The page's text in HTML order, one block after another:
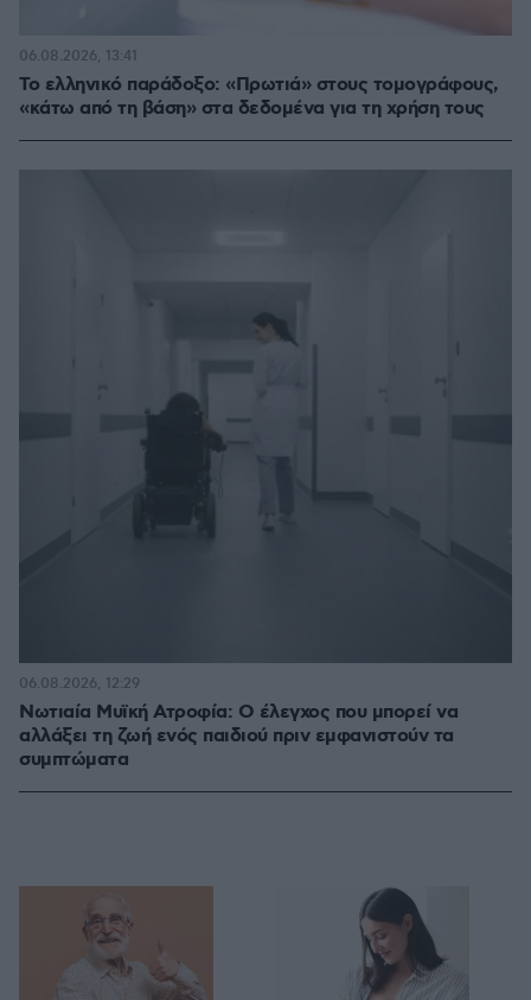
Το ελληνικό παράδοξο: «Πρωτιά» στους τομογράφους,
«κάτω από τη βάση» στα δεδομένα για τη χρήση τους
06.08.2026, 13:41
Νωτιαία Μυϊκή Ατροφία: Ο έλεγχος που μπορεί να
αλλάξει τη ζωή ενός παιδιού πριν εμφανιστούν τα
συμπτώματα
06.08.2026, 12:29